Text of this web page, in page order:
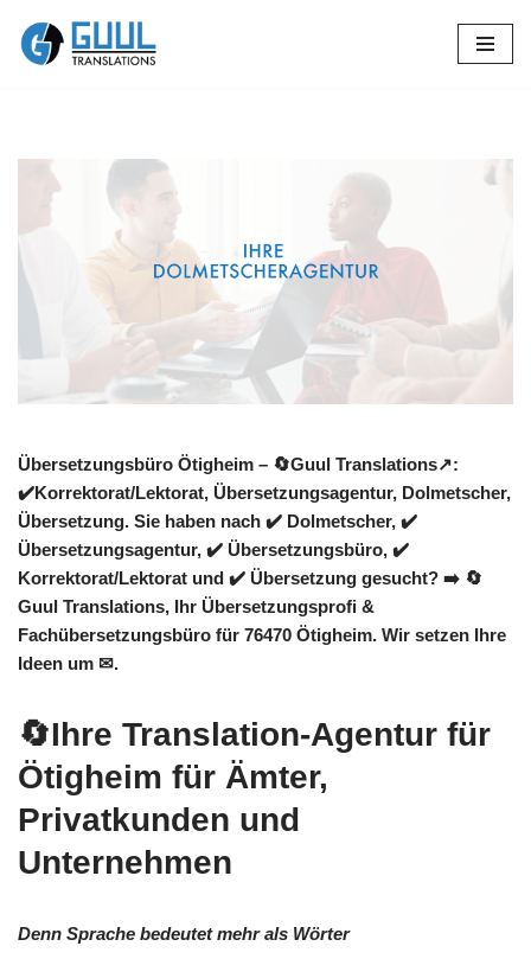
Zum
Übersetzungsbüro Ötigheim – 🔄Guul Translations↗️:
✔️Korrektorat/Lektorat, Übersetzungsagentur, Dolmetscher,
Übersetzung. Sie haben nach ✔️ Dolmetscher, ✔️
Übersetzungsagentur, ✔️ Übersetzungsbüro, ✔️
Korrektorat/Lektorat und ✔️ Übersetzung gesucht? ➡️ 🔄
Guul Translations, Ihr Übersetzungsprofi &
Fachübersetzungsbüro für 76470 Ötigheim. Wir setzen Ihre
Ideen um ✉.
🔄Ihre Translation-Agentur für
Ötigheim für Ämter,
Privatkunden und
Unternehmen
Denn Sprache bedeutet mehr als Wörter